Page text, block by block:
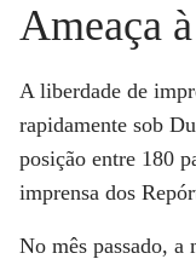
Ameaça
A liberdade de
rapidamente sob
posição entre 180
imprensa dos
No mês passado,